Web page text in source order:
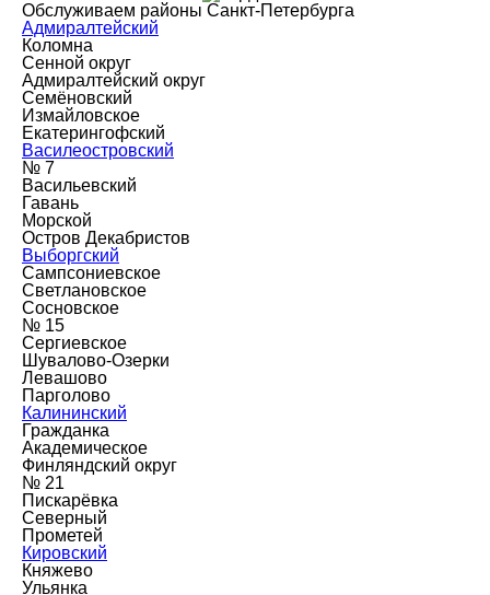
Обслуживаем районы Санкт-Петербурга
Адмиралтейский
Коломна
Сенной округ
Адмиралтейский округ
Семёновский
Измайловское
Екатерингофский
Василеостровский
№ 7
Васильевский
Гавань
Морской
Остров Декабристов
Выборгский
Сампсониевское
Светлановское
Сосновское
№ 15
Сергиевское
Шувалово-Озерки
Левашово
Парголово
Калининский
Гражданка
Академическое
Финляндский округ
№ 21
Пискарёвка
Северный
Прометей
Кировский
Княжево
Ульянка